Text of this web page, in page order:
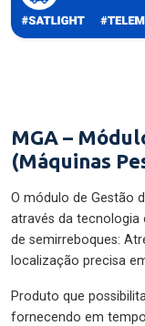
MGA –
(Máquinas
O módulo de Gestão
através da
de semirreboques:
localização precisa
Produto que
fornecendo em